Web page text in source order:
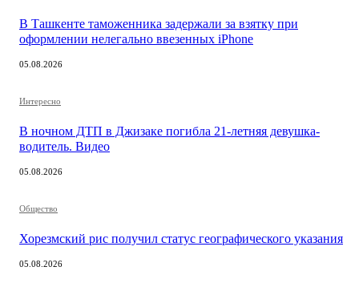
В Ташкенте таможенника задержали за взятку при
оформлении нелегально ввезенных iPhone
05.08.2026
Интересно
В ночном ДТП в Джизаке погибла 21-летняя девушка-
водитель. Видео
05.08.2026
Общество
Хорезмский рис получил статус географического указания
05.08.2026